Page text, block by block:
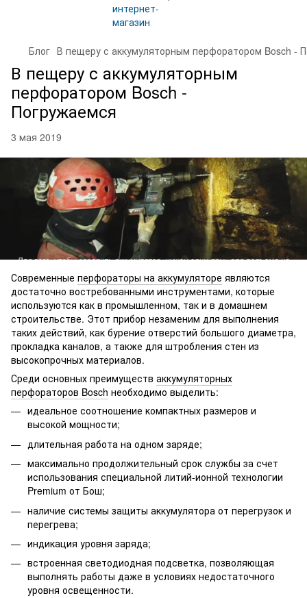
Блог В пещеру с аккумуляторным перфоратором Bosch -
В пещеру с аккумуляторным
перфоратором Bosch -
Погружаемся
3 мая 2019
Современные перфораторы на аккумуляторе являются
достаточно востребованными инструментами, которые
используются как в промышленном, так и в домашнем
строительстве. Этот прибор незаменим для выполнения
таких действий, как бурение отверстий большого диаметра,
прокладка каналов, а также для штробления стен из
высокопрочных материалов.
Среди основных преимуществ аккумуляторных
перфораторов Bosch необходимо выделить:
идеальное соотношение компактных размеров и
высокой мощности;
длительная работа на одном заряде;
максимально продолжительный срок службы за счет
использования специальной литий-ионной технологии
Premium от Бош;
наличие системы защиты аккумулятора от перегрузок и
перегрева;
индикация уровня заряда;
встроенная светодиодная подсветка, позволяющая
выполнять работы даже в условиях недостаточного
уровня освещенности.